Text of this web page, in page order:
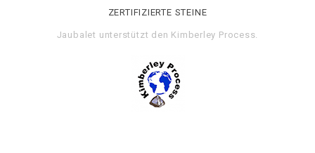
ZERTIFIZIERTE STEINE
Jaubalet unterstützt den Kimberley Process.